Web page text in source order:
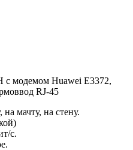
с модемом Huawei E3372,
RJ-45
мачту, на стену.
с.